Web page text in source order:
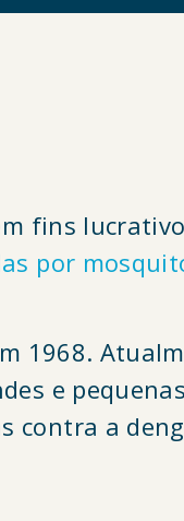
fins
por
1968.
e
contra a